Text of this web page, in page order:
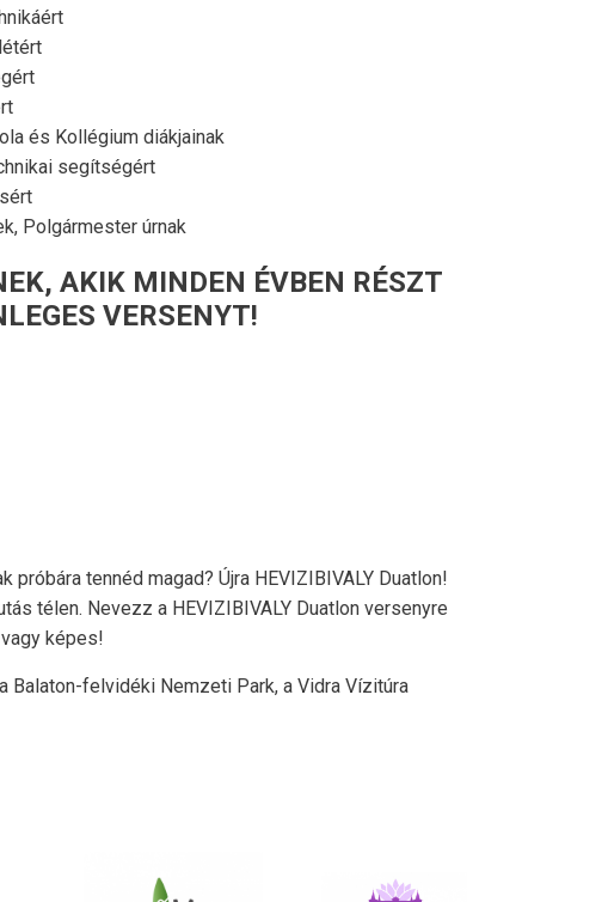
és Kollégium diákjainak
segítségért
Polgármester úrnak
AKIK MINDEN ÉVBEN RÉSZT
VERSENYT!
tennéd magad? Újra HEVIZIBIVALY Duatlon!
télen. Nevezz a HEVIZIBIVALY Duatlon versenyre
képes!
felvidéki Nemzeti Park, a Vidra Vízitúra